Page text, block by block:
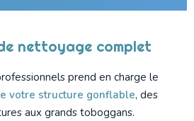
nettoyage complet
prend en charge le
votre structure gonflable, des
aux grands toboggans.